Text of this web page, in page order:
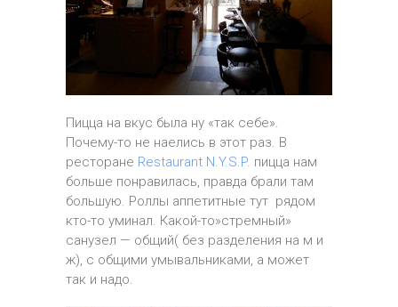
Пицца на вкус была ну «так себе».
Почему-то не наелись в этот раз. В
ресторане Restaurant N.Y.S.P. пицца нам
больше понравилась, правда брали там
большую. Роллы аппетитные тут рядом
кто-то уминал. Какой-то»стремный»
санузел — общий( без разделения на м и
ж), с общими умывальниками, а может
так и надо.